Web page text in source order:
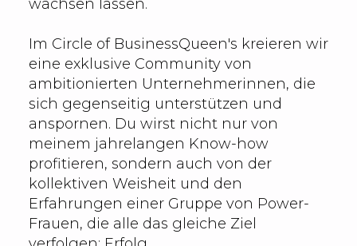
wachsen lassen.
Im Circle of BusinessQueen's kreieren wir
eine exklusive Community von
ambitionierten Unternehmerinnen, die
sich gegenseitig unterstützen und
anspornen. Du wirst nicht nur von
meinem jahrelangen Know-how
profitieren, sondern auch von der
kollektiven Weisheit und den
Erfahrungen einer Gruppe von Power-
Frauen, die alle das gleiche Ziel